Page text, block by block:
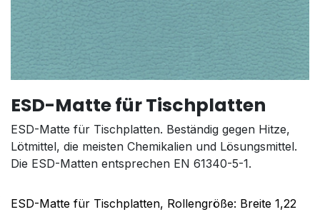
ESD-Matte für Tischplatten
ESD-Matte für Tischplatten. Beständig gegen Hitze,
Lötmittel, die meisten Chemikalien und Lösungsmittel.
Die ESD-Matten entsprechen EN 61340-5-1.
ESD-Matte für Tischplatten, Rollengröße: Breite 1,22